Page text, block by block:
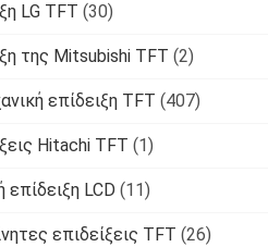
LG TFT (30)
της Mitsubishi TFT (2)
επίδειξη TFT (407)
Hitachi TFT (1)
επίδειξη LCD (11)
επιδείξεις TFT (26)